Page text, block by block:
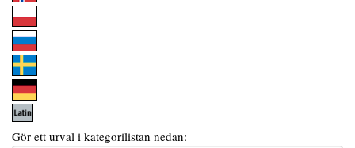
Gör ett urval i kategorilistan nedan: